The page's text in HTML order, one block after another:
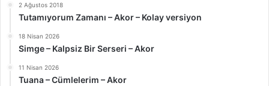
2 Ağustos 2018
Tutamıyorum Zamanı – Akor – Kolay versiyon
18 Nisan 2026
Simge – Kalpsiz Bir Serseri – Akor
11 Nisan 2026
Tuana – Cümlelerim – Akor